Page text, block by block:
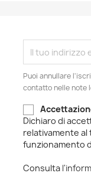
Puoi annullare
contatto nelle note
Dichiaro di
relativamente
funzionamento
Consulta